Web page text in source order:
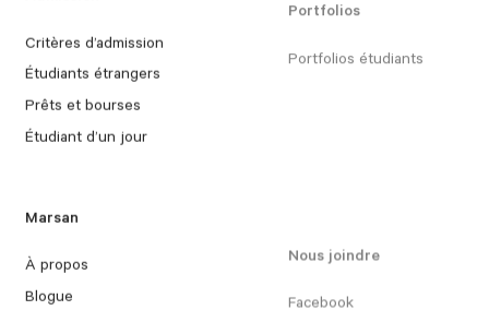
Critères d’admission
Étudiants étrangers
Prêts et bourses
Étudiant d’un jour
Portfolios
Portfolios étudiants
Marsan
À propos
Blogue
Nous joindre
Facebook